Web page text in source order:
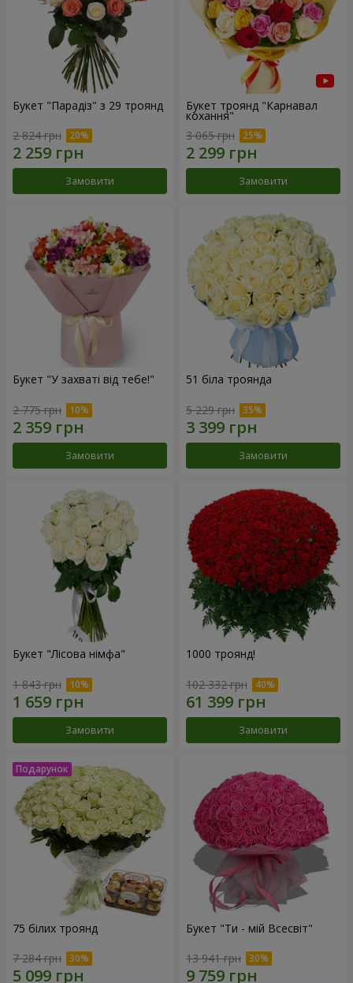
Букет "Парадіз" з 29 троянд
2 824 грн
Замовити
Букет троянд "Карнавал
кохання"
3 065 грн
Замовити
Букет "У захваті від тебе!"
2 775 грн
Замовити
51 біла троянда
5 229 грн
Замовити
Букет "Лісова німфа"
1 843 грн
Замовити
1000 троянд!
102 332 грн
Замовити
75 білих троянд
7 284 грн
Букет "Ти - мій Всесвіт"
13 941 грн